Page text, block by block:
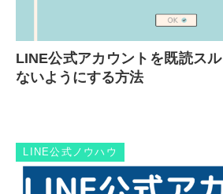
LINE公式アカウントを既読ス
ないようにする方法
LINE公式ノウハウ